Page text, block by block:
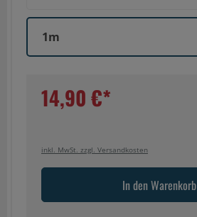
1m
14,90 €*
inkl. MwSt. zzgl. Versandkosten
In den Warenkorb